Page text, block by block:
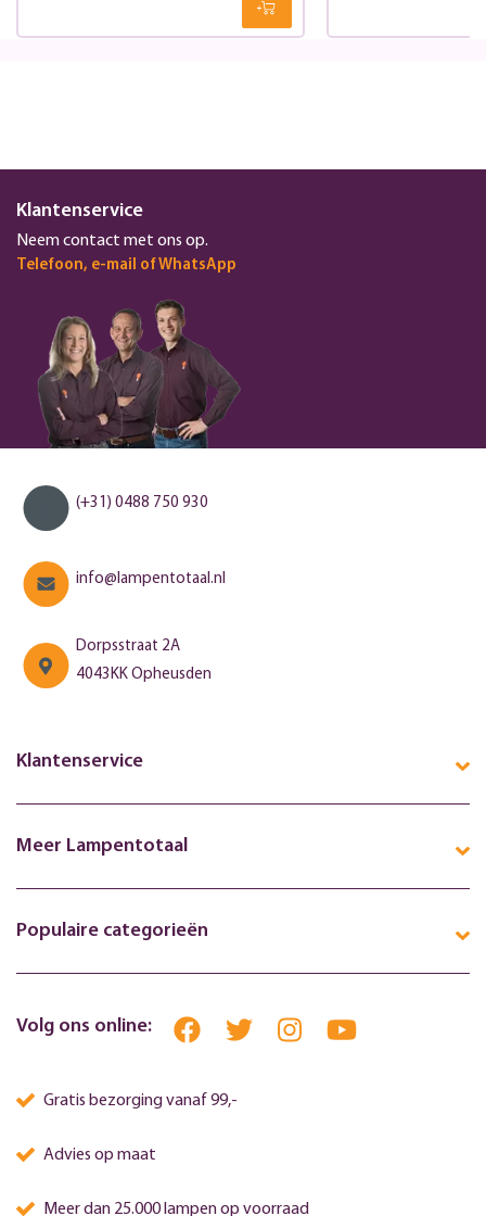
Klantenservice
Neem contact met ons op.
Telefoon, e-mail of WhatsApp
(+31) 0488 750 930
info@lampentotaal.nl
Dorpsstraat 2A
4043KK Opheusden
Klantenservice
Meer Lampentotaal
Populaire categorieën
Volg ons online:
Gratis bezorging vanaf 99,-
Advies op maat
Meer dan 25.000 lampen op voorraad